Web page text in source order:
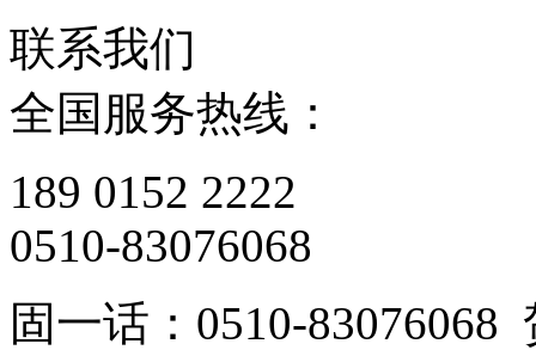
联系我们
全国服务热线：
189 0152 2222
0510-83076068
固一话：0510-83076068